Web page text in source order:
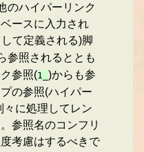
のハイパーリンク
ースに入力され
て定義される)脚
参照されるととも
参照(1_ )からも参
の参照(ハイパー
々に処理してレン
参照名のコンフリ
考慮はするべきで